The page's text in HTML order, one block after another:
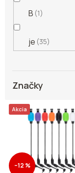
B 1
je 35
Značky
V
ý
p
Akcia
–12 %